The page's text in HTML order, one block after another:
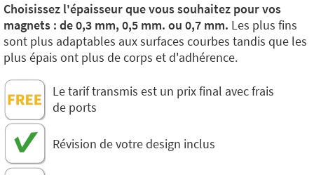
Choisissez l'épaisseur que vous souhaitez pour vos
magnets : de 0,3 mm, 0,5 mm. ou 0,7 mm. Les plus fins
sont plus adaptables aux surfaces courbes tandis que les
plus épais ont plus de corps et d'adhérence.
Le tarif transmis est un prix final avec frais
de ports
Révision de votre design inclus